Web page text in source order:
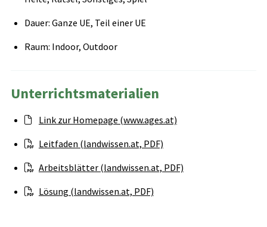
Dauer: Ganze UE, Teil einer UE
Raum: Indoor, Outdoor
Unterrichtsmaterialien
Link zur Homepage (www.ages.at)
Leitfaden (landwissen.at, PDF)
Arbeitsblätter (landwissen.at, PDF)
Lösung (landwissen.at, PDF)